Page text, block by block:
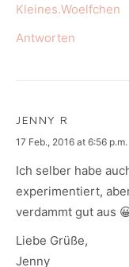
Kleines.Woelfchen
Antworten
JENNY R
says:
17 Feb., 2016 at 6:56 p.m.
Ich selber habe
experimentiert,
verdammt gut aus
Liebe Grüße,
Jenny